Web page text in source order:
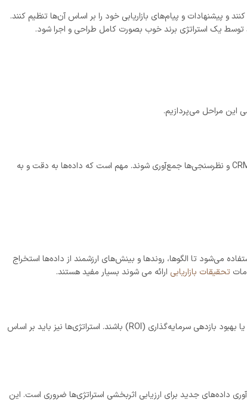
و پیشنهادات و پیام‌های بازاریابی خود را بر اساس آن‌ها تنظیم کنند.
توسط یک استراتژی برند خوب بصورت کامل طراحی و اجرا شود.
این مراحل می‌پردازیم.
اولین مرحله در استراتژی بازاریابی داده‌محور، جمع‌آوری داده‌ها است. این داده‌ها می‌توانند از منابع مختلفی مانند وب‌سایت‌ها، شبکه‌های اجتماعی، ایمیل‌ها، سیستم‌های CRM و نظرسنجی‌ها جمع‌آوری شوند. مهم است که داده‌ها به دقت و به
می‌شود تا الگوها، روندها و بینش‌های ارزشمند از داده‌ها استخراج
تحقیقات بازاریابی ارائه می شوند بسیار مفید هستند.
بر اساس تحلیل‌های انجام شده، اهداف و استراتژی‌های بازاریابی تعیین می‌شوند. این اهداف می‌توانند شامل افزایش نرخ تبدیل، بهبود وفاداری مشتری، افزایش سهم بازار یا بهبود بازدهی سرمایه‌گذاری (ROI) باشند. استراتژی‌ها نیز باید بر اساس
داده‌های جدید برای ارزیابی اثربخشی استراتژی‌ها ضروری است. این